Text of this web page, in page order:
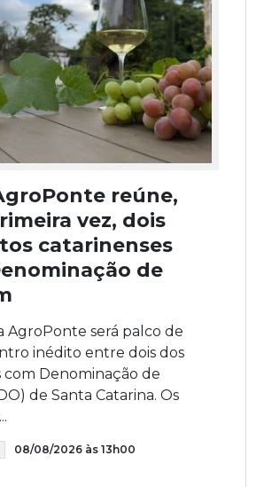
reúne,
vez, dois
catarinenses
de
AgroPonte será palco de
inédito entre dois dos
Denominação de
de Santa Catarina. Os
08/08/2026 às 13h00